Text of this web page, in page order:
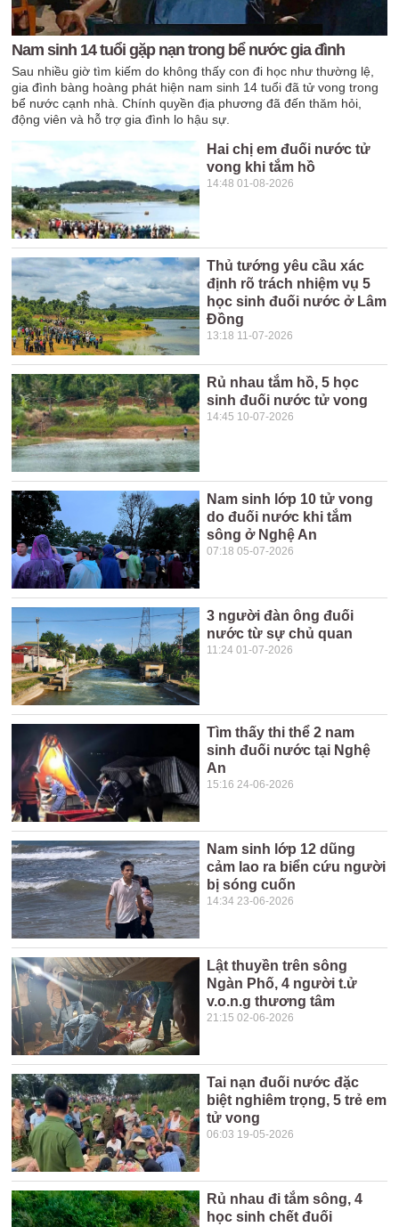
Nam sinh 14 tuổi gặp nạn trong bể nước gia đình
Sau nhiều giờ tìm kiếm do không thấy con đi học như thường lệ,
gia đình bàng hoàng phát hiện nam sinh 14 tuổi đã tử vong trong
bể nước cạnh nhà. Chính quyền địa phương đã đến thăm hỏi,
động viên và hỗ trợ gia đình lo hậu sự.
Hai chị em đuối nước tử
vong khi tắm hồ
14:48 01-08-2026
Thủ tướng yêu cầu xác
định rõ trách nhiệm vụ 5
học sinh đuối nước ở Lâm
Đồng
13:18 11-07-2026
Rủ nhau tắm hồ, 5 học
sinh đuối nước tử vong
14:45 10-07-2026
Nam sinh lớp 10 tử vong
do đuối nước khi tắm
sông ở Nghệ An
07:18 05-07-2026
3 người đàn ông đuối
nước từ sự chủ quan
11:24 01-07-2026
Tìm thấy thi thể 2 nam
sinh đuối nước tại Nghệ
An
15:16 24-06-2026
Nam sinh lớp 12 dũng
cảm lao ra biển cứu người
bị sóng cuốn
14:34 23-06-2026
Lật thuyền trên sông
Ngàn Phố, 4 người t.ử
v.o.n.g thương tâm
21:15 02-06-2026
Tai nạn đuối nước đặc
biệt nghiêm trọng, 5 trẻ em
tử vong
06:03 19-05-2026
Rủ nhau đi tắm sông, 4
học sinh chết đuối